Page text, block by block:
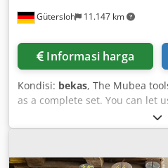
Gütersloh 11.147 km
Informasi harga
Kondisi: bekas, The Mubea
as a complete set. You can let
dies you require, so we can
selection for you. Dcsdpfxof